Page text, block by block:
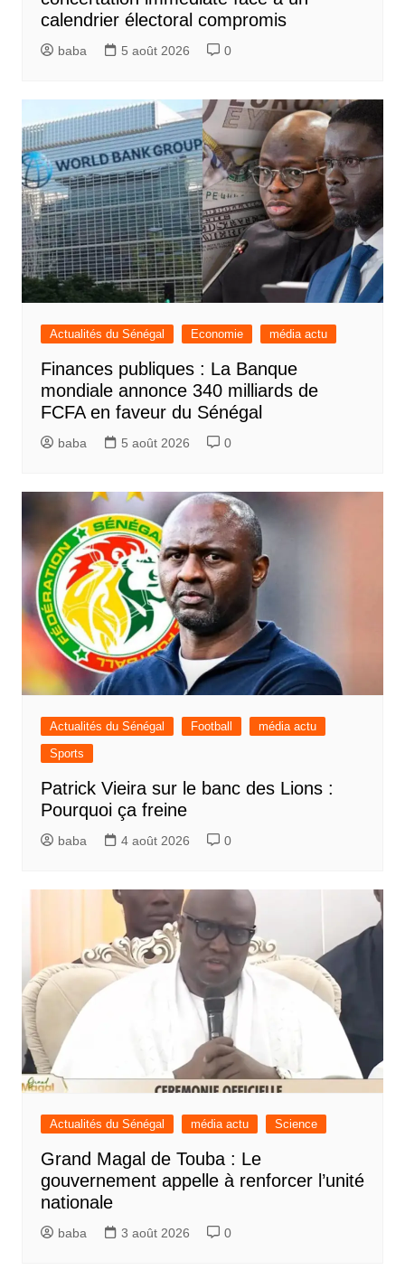
calendrier électoral compromis
baba 5 août 2026 0
Actualités du Sénégal Economie média actu
Finances publiques : La Banque
mondiale annonce 340 milliards de
FCFA en faveur du Sénégal
baba 5 août 2026 0
Actualités du Sénégal Football
média actu
Sports
Patrick Vieira sur le banc des Lions :
Pourquoi ça freine
baba 4 août 2026 0
Actualités du Sénégal média actu Science
Grand Magal de Touba : Le
gouvernement appelle à renforcer l’unité
nationale
baba 3 août 2026 0